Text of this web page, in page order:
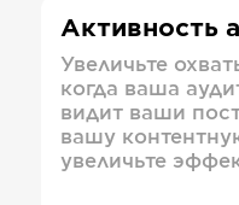
Активность
Увеличьте
когда ваша
видит ваши
вашу
увеличьте